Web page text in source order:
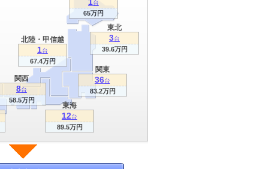
関東
36台
83.2万円
関西
8台
58.5万円
東海
12台
89.5万円
台
65万円
東北
3台
39.6万円
北陸・甲信越
1台
67.4万円